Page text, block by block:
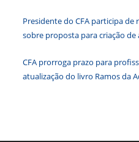
Presidente do CFA participa
sobre proposta para criação de
CFA prorroga prazo para
atualização do livro Ramos da